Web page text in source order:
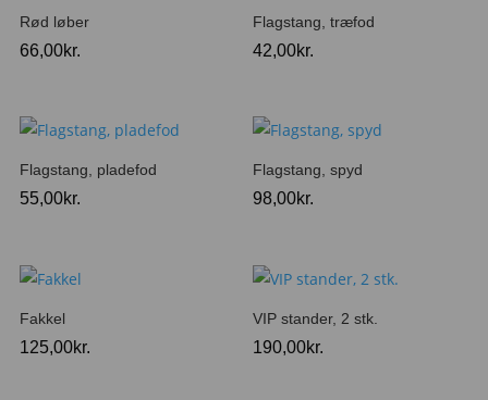
Rød løber
66,00kr.
Flagstang, træfod
42,00kr.
Flagstang, pladefod
55,00kr.
Flagstang, spyd
98,00kr.
Fakkel
125,00kr.
VIP stander, 2 stk.
190,00kr.